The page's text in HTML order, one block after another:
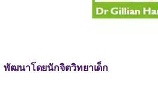
พัฒนาโดยนักจิตวิทยาเด็ก